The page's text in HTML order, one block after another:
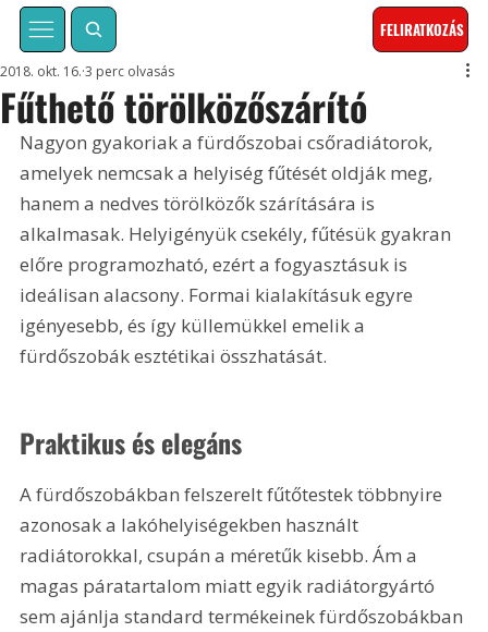
FELIRATKOZÁS
Fűthető törölközőszárító
2018. okt. 16. 3 perc olvasás
Nagyon gyakoriak a fürdőszobai csőradiátorok,
amelyek nemcsak a helyiség fűtését oldják meg,
hanem a nedves törölközők szárítására is
alkalmasak. Helyigényük csekély, fűtésük gyakran
előre programozható, ezért a fogyasztásuk is
ideálisan alacsony. Formai kialakításuk egyre
igényesebb, és így küllemükkel emelik a
fürdőszobák esztétikai összhatását.
Praktikus és elegáns
A fürdőszobákban felszerelt fűtőtestek többnyire
azonosak a lakóhelyiségekben használt
radiátorokkal, csupán a méretűk kisebb. Ám a
magas páratartalom miatt egyik radiátorgyártó
sem ajánlja standard termékeinek fürdőszobákban